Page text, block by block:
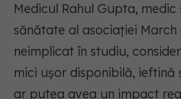
Medicul Rahul Gupta,
sănătate al asociației March
neimplicat în studiu,
mici ușor disponibilă, ieftină
ar putea avea un impact